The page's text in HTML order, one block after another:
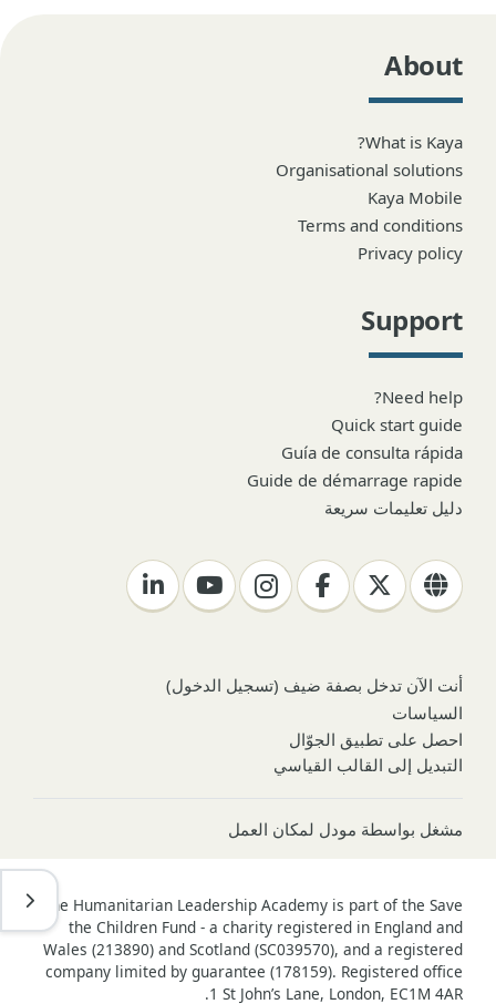
فتح
About
What is Kaya?
Organisational solutions
Kaya Mobile
Terms and conditions
Privacy policy
Support
Need help?
Quick start guide
Guía de consulta rápida
Guide de démarrage rapide
دليل تعليمات سريعة
أنت الآن تدخل بصفة ضيف (تسجيل الدخول)
السياسات
احصل على تطبيق الجوّال
التبديل إلى القالب القياسي
مشغل بواسطة مودل لمكان العمل
The Humanitarian Leadership Academy is part of the Save
the Children Fund - a charity registered in England and
Wales (213890) and Scotland (SC039570), and a registered
company limited by guarantee (178159). Registered office
1 St John’s Lane, London, EC1M 4AR.